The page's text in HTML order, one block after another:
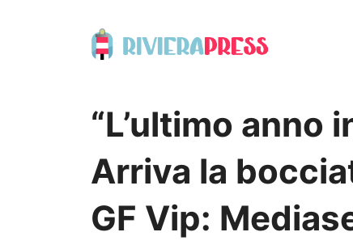
“L’ultimo anno
Arriva la
GF Vip: